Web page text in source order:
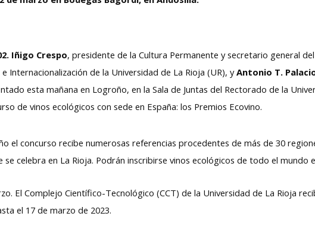
Iñigo Crespo, presidente de la Cultura Permanente y secretario general
Internacionalización de la Universidad de La Rioja (UR), yAntonio T.
esta mañana en Logroño, en la Sala de Juntas del Rectorado de la
de vinos ecológicos con sede en España: los Premios Ecovino.
el concurso recibe numerosas referencias procedentes de más de 30
celebra en La Rioja. Podrán inscribirse vinos ecológicos de todo el mundo
El Complejo Científico-Tecnológico (CCT) de la Universidad de La Rioja
el 17 de marzo de 2023.